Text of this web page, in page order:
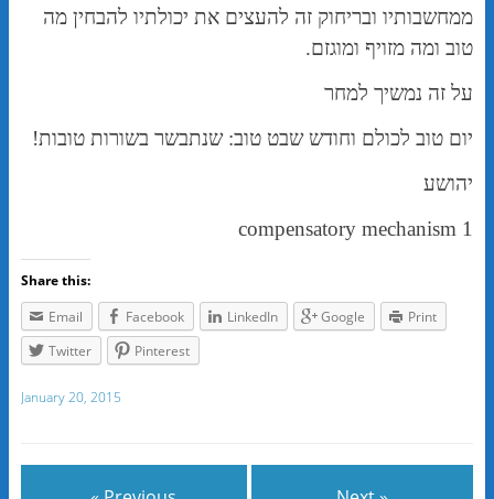
ממחשבותיו ובריחוק זה להעצים את יכולתיו להבחין מה
טוב ומה מזויף ומוגזם.
על זה נמשיך למחר
יום טוב לכולם וחודש שבט טוב: שנתבשר בשורות טובות!
יהושע
1 compensatory mechanism
Share this:
Email
Facebook LinkedIn Google
Print
Twitter
Pinterest
January 20, 2015